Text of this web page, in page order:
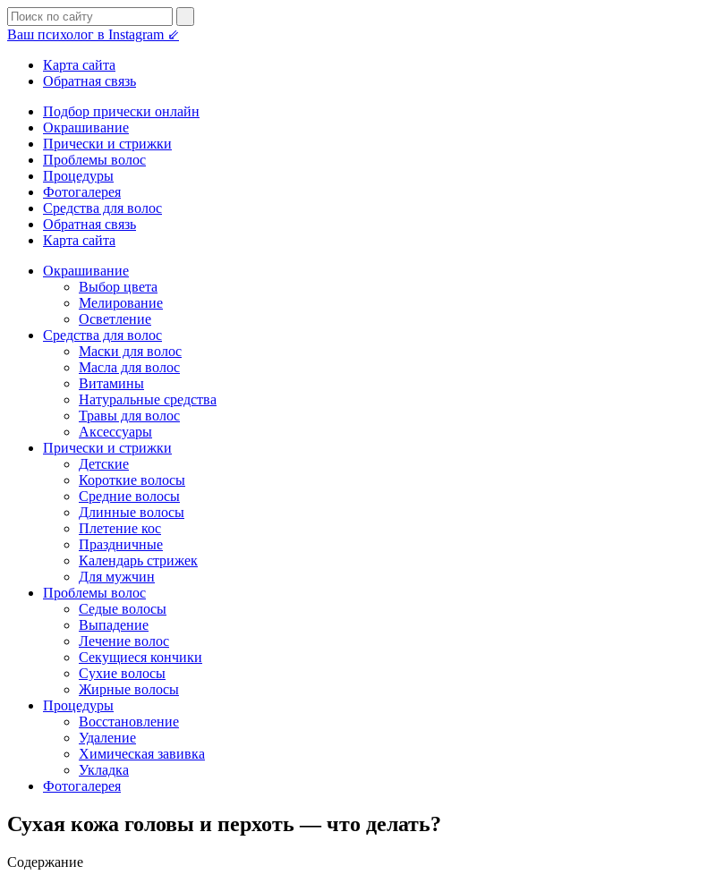
Ваш психолог в Instagram ⇙
Карта сайта
Обратная связь
Подбор прически онлайн
Окрашивание
Прически и стрижки
Проблемы волос
Процедуры
Фотогалерея
Средства для волос
Обратная связь
Карта сайта
Окрашивание
Выбор цвета
Мелирование
Осветление
Средства для волос
Маски для волос
Масла для волос
Витамины
Натуральные средства
Травы для волос
Аксессуары
Прически и стрижки
Детские
Короткие волосы
Средние волосы
Длинные волосы
Плетение кос
Праздничные
Календарь стрижек
Для мужчин
Проблемы волос
Седые волосы
Выпадение
Лечение волос
Секущиеся кончики
Сухие волосы
Жирные волосы
Процедуры
Восстановление
Удаление
Химическая завивка
Укладка
Фотогалерея
Сухая кожа головы и перхоть — что делать?
Содержание